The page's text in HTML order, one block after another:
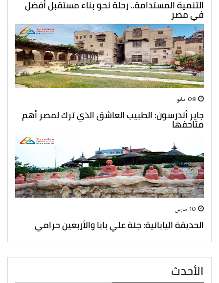
التنمية المستدامة.. رحلة نحو بناء مستقبل أفضل
في مصر
جاير أندرسون: الطبيب العاشق الذي ترك لمصر أهم
متاحفها
الحديقة اليابانية: جنة علي بابا والأربعين حرامي
الأحدث